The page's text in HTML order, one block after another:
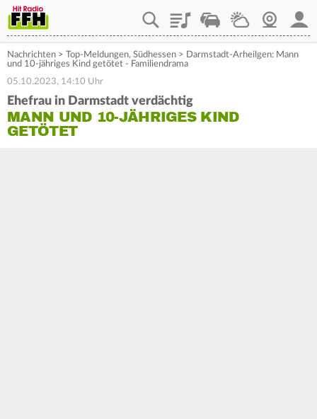
PlaylistStaupilotWetterWebcam
Nachrichten > Top-Meldungen, Südhessen > Darmstadt-Arheilgen: Mann
und 10-jähriges Kind getötet - Familiendrama
05.10.2023, 14:10 Uhr
Ehefrau in Darmstadt verdächtig
MANN UND 10-JÄHRIGES KIND
GETÖTET